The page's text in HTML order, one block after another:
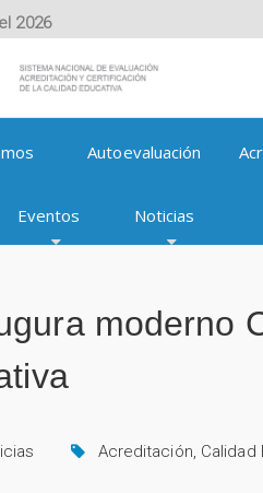
2026
Autoevaluación
Eventos Noticias
moderno
Acreditación, Calidad